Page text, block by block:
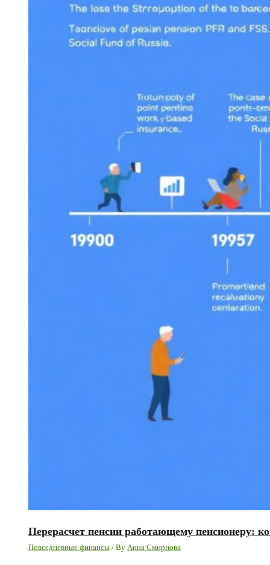
Перерасчет пенсии работающему пенсионеру:
Повседневные финансы/ By Анна Смирнова